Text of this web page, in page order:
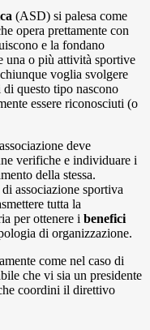
(ASD) si palesa come
opera prettamente con
e la fondano
una o più attività sportive
voglia svolgere
questo tipo nascono
essere riconosciuti (o
deve
verifiche e individuare i
della stessa.
associazione sportiva
tutta la
per ottenere i benefici
di organizzazione.
come nel caso di
che vi sia un presidente
coordini il direttivo